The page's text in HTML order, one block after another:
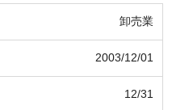
卸売業
2003/12/01
12/31